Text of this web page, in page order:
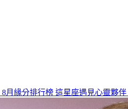
8月緣分排行榜 這星座遇見心靈夥伴